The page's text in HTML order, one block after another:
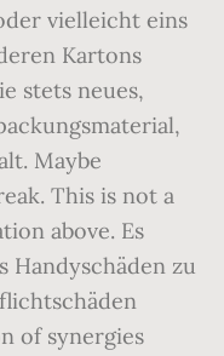
vielleicht eins
Kartons
stets neues,
Maybe
This is not a
above. Es
Handyschäden zu
of synergies